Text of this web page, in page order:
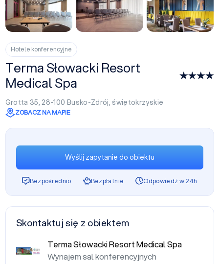
Hotele konferencyjne
Terma Słowacki Resort
Medical Spa
Grotta 35, 28-100 Busko-Zdrój, świętokrzyskie
ZOBACZ NA MAPIE
Wyślij zapytanie do obiektu
Bezpośrednio Bezpłatnie Odpowiedź w 24h
Skontaktuj się z obiektem
Terma Słowacki Resort Medical Spa
Wynajem sal konferencyjnych